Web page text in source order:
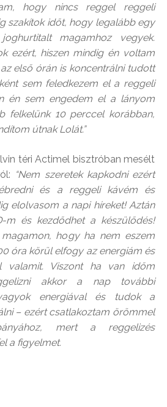
hogy nincs reggel reggeli
szakítok időt, hogy legalább egy
magamhoz vegyek.
ezért, hiszen mindig én voltam
első órán is koncentrálni tudott
sem feledkezem el a reggeli
én sem engedem el a lányom
felkelünk 10 perccel korábban,
útnak Lolát.”
téri Actimel bisztróban mesélt
“Nem szeretek kapkodni ezért
és a reggeli kávém és
elolvasom a napi híreket! Aztán
m és kezdődhet a készülődés!
hogy ha nem eszem
óra körül elfogy az energiám és
valamit. Viszont ha van időm
akkor a nap további
energiával és tudok a
– ezért csatlakoztam örömmel
mert a reggelizés
a figyelmet.